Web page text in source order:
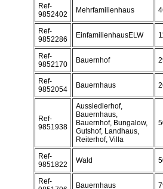
Ref-
9852402
Mehrfamilienhaus
Ref-
9852286
EinfamilienhausELW
Ref-
9852170
Bauernhof
Ref-
9852054
Bauernhaus
Ref-
9851938
Aussiedlerhof,
Bauernhaus,
Bauernhof, Bungalow,
Gutshof, Landhaus,
Reiterhof, Villa
Ref-
9851822
Wald
Ref-
Bauernhaus